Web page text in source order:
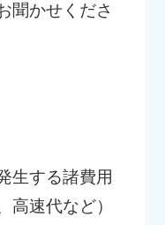
聞かせくださ
生する諸費用
高速代など）